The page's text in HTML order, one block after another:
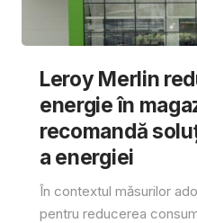
Leroy Merlin
energie în
recomandă
a energiei
În contextul măsurilor
pentru reducerea